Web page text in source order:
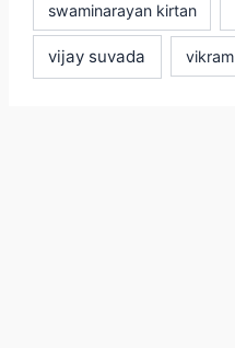
swaminarayan kirtan
vijay suvada